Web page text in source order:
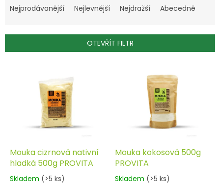
a
í
Nejprodávanější Nejlevnější Nejdražší Abecedně
OTEVŘÍT FILTR
dMouka cizrnová nativní
hladká 500g PROVITA
Skladem (>5 ks)
Mouka kokosová 500g
PROVITA
Skladem (>5 ks)